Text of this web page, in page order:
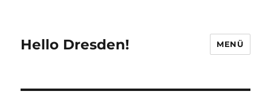
Hello Dresden! MENÜ